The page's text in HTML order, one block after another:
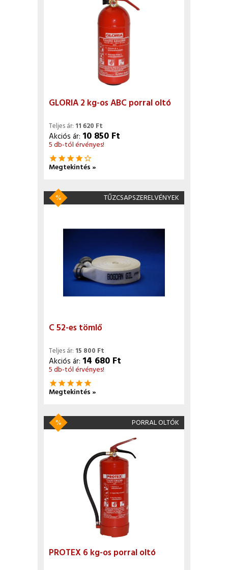
GLORIA 2 kg-os ABC porral oltó
Teljes ár: 11 620 Ft
Akciós ár: 10 850 Ft
5 db-tól érvényes!
starstarstarstarstar_border
Megtekintés »
TŰZCSAPSZERELVÉNYEK
%
C 52-es tömlő
Teljes ár: 15 800 Ft
Akciós ár: 14 680 Ft
5 db-tól érvényes!
starstarstarstarstar
Megtekintés »
PORRAL OLTÓK
%
PROTEX 6 kg-os porral oltó